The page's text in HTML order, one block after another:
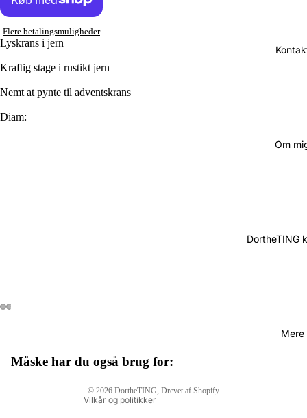
Om
DortheTING
Mere
Flere betalingsmuligheder
Lyskrans i jern
Kraftig stage i rustikt jern
Nemt at pynte til adventskrans
Diam:
Måske har du også brug for:
© 2026 DortheTING, Drevet af Shopify
Vilkår og politikker